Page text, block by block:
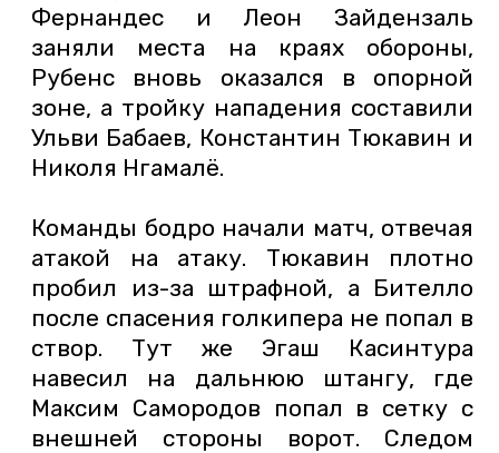
Фернандес и Леон Зайдензаль
заняли места на краях обороны,
Рубенс вновь оказался в опорной
зоне, а тройку нападения составили
Ульви Бабаев, Константин Тюкавин и
Николя Нгамалё.
Команды бодро начали матч, отвечая
атакой на атаку. Тюкавин плотно
пробил из-за штрафной, а Бителло
после спасения голкипера не попал в
створ. Тут же Эгаш Касинтура
навесил на дальнюю штангу, где
Максим Самородов попал в сетку с
внешней стороны ворот. Следом